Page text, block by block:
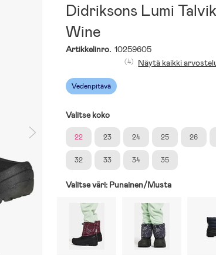
Didriksons Lumi
Wine
Artikkelinro. 10259605
Vedenpitävä
(4) Näytä kaikki
Valitse koko
22 23 24 25 26
32 33 34 35
Valitse väri: Punainen/Musta